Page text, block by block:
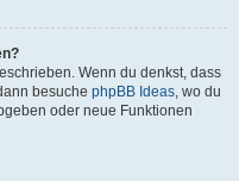
Wenn du denkst, dass
besuche phpBB Ideas, wo du
oder neue Funktionen